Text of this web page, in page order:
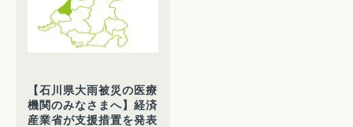
【石川県大雨被災の医療
機関のみなさまへ】経済
産業省が支援措置を発表